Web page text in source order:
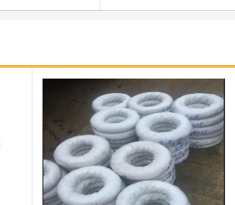
15,105 -70
331,000 -10,000
92,000 1,000
88,000 1,000
17,500 0